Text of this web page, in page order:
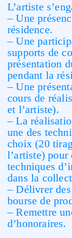
L’artiste
– Une
résidence.
– Une
supports de
présentation
pendant la
– Une
cours de
et l’artiste).
– La
une des
choix (20
l’artiste) pour
techniques
dans la
– Délivrer
bourse de
– Remettre
d’honoraires.